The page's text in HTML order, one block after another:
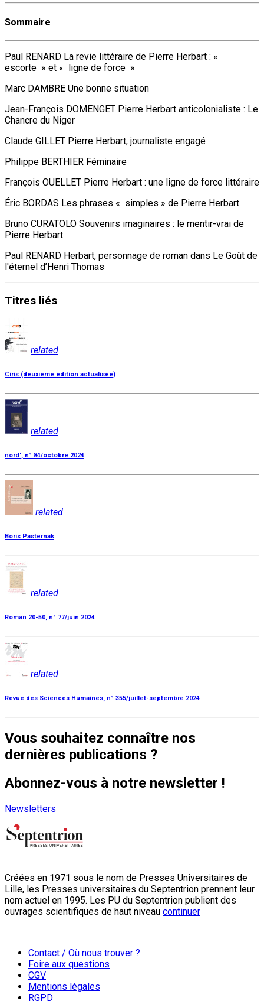
Sommaire
Paul RENARD La revie littéraire de Pierre Herbart : «
escorte » et « ligne de force »
Marc DAMBRE Une bonne situation
Jean-François DOMENGET Pierre Herbart anticolonialiste : Le
Chancre du Niger
Claude GILLET Pierre Herbart, journaliste engagé
Philippe BERTHIER Féminaire
François OUELLET Pierre Herbart : une ligne de force littéraire
Éric BORDAS Les phrases « simples » de Pierre Herbart
Bruno CURATOLO Souvenirs imaginaires : le mentir-vrai de
Pierre Herbart
Paul RENARD Herbart, personnage de roman dans Le Goût de
l'éternel d’Henri Thomas
Titres liés
related
Ciris (deuxième édition actualisée)
related
nord', n° 84/octobre 2024
related
Boris Pasternak
related
Roman 20-50, n° 77/juin 2024
related
Revue des Sciences Humaines, n° 355/juillet-septembre 2024
Vous souhaitez connaître nos
dernières publications ?
Abonnez-vous à notre newsletter !
Newsletters
Créées en 1971 sous le nom de Presses Universitaires de
Lille, les Presses universitaires du Septentrion prennent leur
nom actuel en 1995. Les PU du Septentrion publient des
ouvrages scientifiques de haut niveau continuer
Contact / Où nous trouver ?
Foire aux questions
CGV
Mentions légales
RGPD